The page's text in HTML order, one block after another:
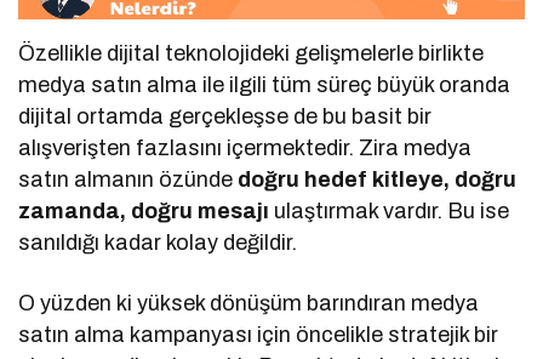
Özellikle dijital teknolojideki gelişmelerle birlikte
medya satın alma ile ilgili tüm süreç büyük oranda
dijital ortamda gerçekleşse de bu basit bir
alışverişten fazlasını içermektedir. Zira medya
satın almanın özünde doğru hedef kitleye, doğru
zamanda, doğru mesajı ulaştırmak vardır. Bu ise
sanıldığı kadar kolay değildir.
O yüzden ki yüksek dönüşüm barındıran medya
satın alma kampanyası için öncelikle stratejik bir